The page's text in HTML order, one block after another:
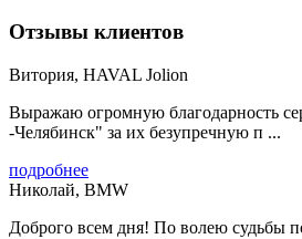
Отзывы клиентов
Витория, HAVAL Jolion
Выражаю огромную благодарность
-Челябинск" за их безупречную п ...
подробнее
Николай, BMW
Доброго всем дня! По волею судьбы